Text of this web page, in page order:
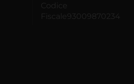
Codice
Fiscale93009870234